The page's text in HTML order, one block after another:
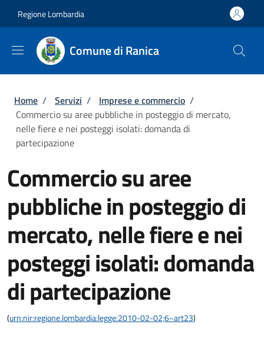
Regione Lombardia
Comune di Ranica
Briciole di pane
Home / Servizi / Imprese e commercio /
Commercio su aree pubbliche in posteggio di mercato,
nelle fiere e nei posteggi isolati: domanda di
partecipazione
Commercio su aree
pubbliche in posteggio di
mercato, nelle fiere e nei
posteggi isolati: domanda
di partecipazione
(urn:nir:regione.lombardia:legge:2010-02-02;6~art23)